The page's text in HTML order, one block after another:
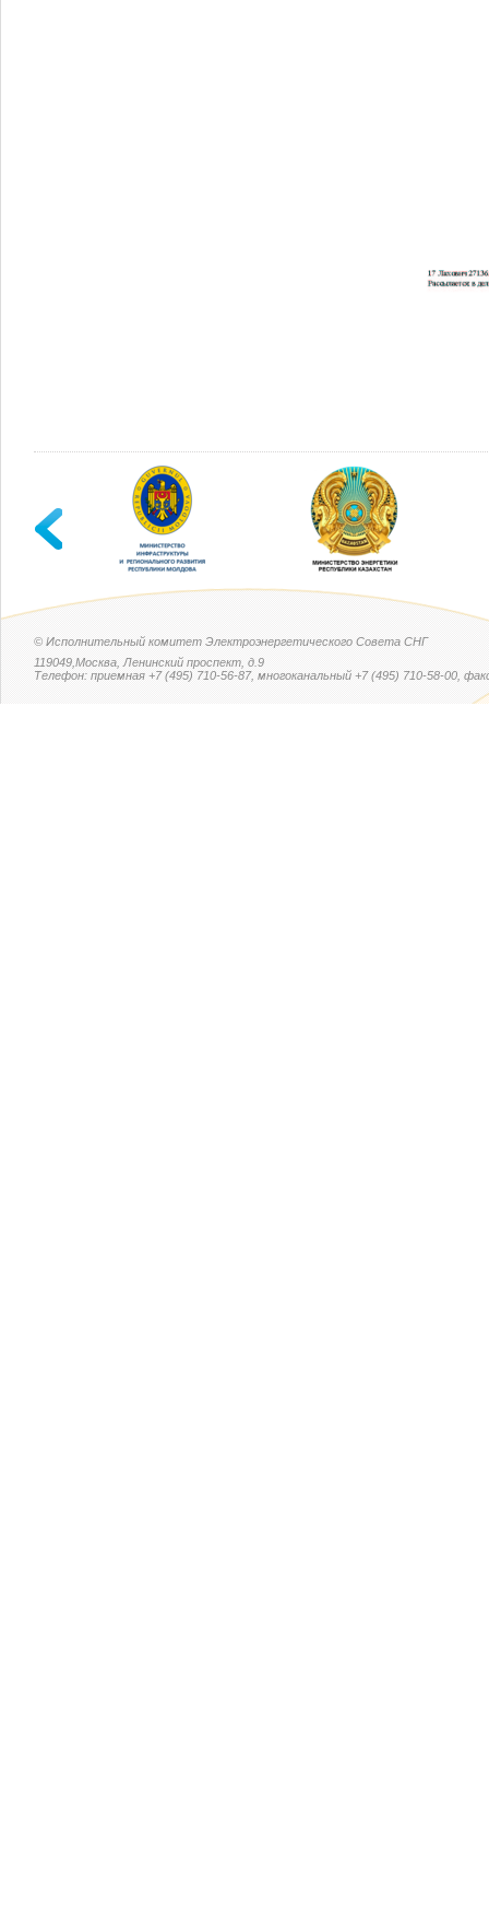
© Исполнительный комитет Электроэнергетического Совета СНГ
119049,Москва, Ленинский проспект, д.9
Телефон: приемная +7 (495) 710-56-87, многоканальный +7 (495) 710-58-00,